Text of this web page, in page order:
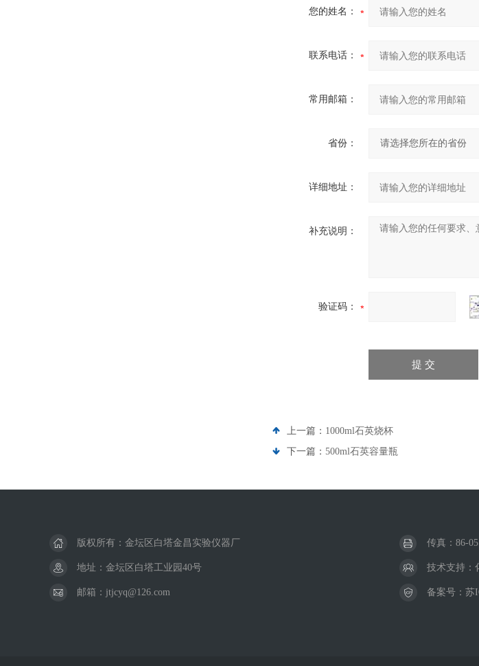
您的姓名：
联系电话：
常用邮箱：
省份：
详细地址：
补充说明：
验证码：
上一篇： 1000ml石英烧杯
下一篇： 500ml石英容量瓶
版权所有：金坛区白塔金昌实验仪器厂 传真：86-
地址：金坛区白塔工业园40号 技术支持：
邮箱：jtjcyq@126.com 备案号： 苏